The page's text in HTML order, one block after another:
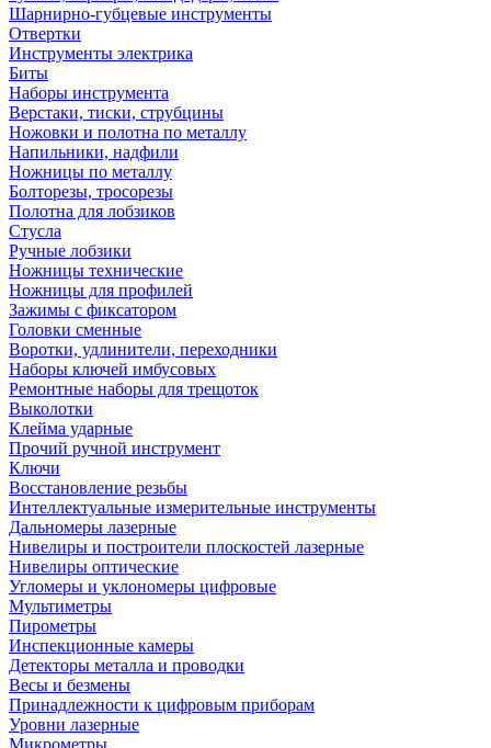
Шарнирно-губцевые инструменты
Отвертки
Инструменты электрика
Биты
Наборы инструмента
Верстаки, тиски, струбцины
Ножовки и полотна по металлу
Напильники, надфили
Ножницы по металлу
Болторезы, тросорезы
Полотна для лобзиков
Стусла
Ручные лобзики
Ножницы технические
Ножницы для профилей
Зажимы с фиксатором
Головки сменные
Воротки, удлинители, переходники
Наборы ключей имбусовых
Ремонтные наборы для трещоток
Выколотки
Клейма ударные
Прочий ручной инструмент
Ключи
Восстановление резьбы
Интеллектуальные измерительные инструменты
Дальномеры лазерные
Нивелиры и построители плоскостей лазерные
Нивелиры оптические
Угломеры и уклономеры цифровые
Мультиметры
Пирометры
Инспекционные камеры
Детекторы металла и проводки
Весы и безмены
Принадлежности к цифровым приборам
Уровни лазерные
Микрометры